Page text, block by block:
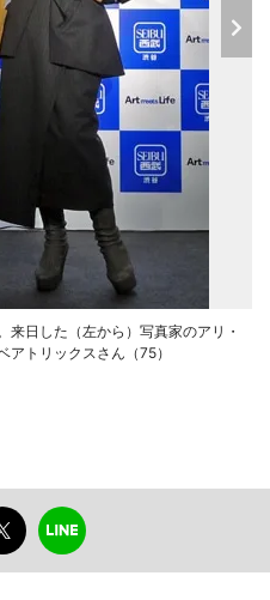
日した（左から）写真家のアリ・
トリックスさん（75）